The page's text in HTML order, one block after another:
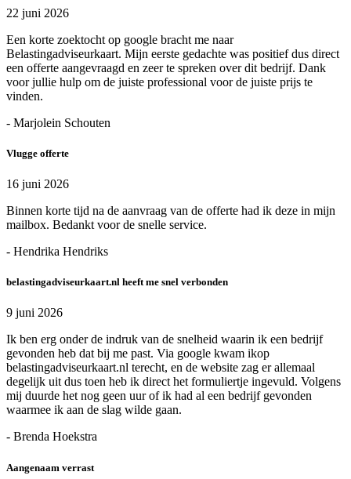
22 juni 2026
Een korte zoektocht op google bracht me naar
Belastingadviseurkaart. Mijn eerste gedachte was positief dus direct
een offerte aangevraagd en zeer te spreken over dit bedrijf. Dank
voor jullie hulp om de juiste professional voor de juiste prijs te
vinden.
- Marjolein Schouten
Vlugge offerte
16 juni 2026
Binnen korte tijd na de aanvraag van de offerte had ik deze in mijn
mailbox. Bedankt voor de snelle service.
- Hendrika Hendriks
belastingadviseurkaart.nl heeft me snel verbonden
9 juni 2026
Ik ben erg onder de indruk van de snelheid waarin ik een bedrijf
gevonden heb dat bij me past. Via google kwam ikop
belastingadviseurkaart.nl terecht, en de website zag er allemaal
degelijk uit dus toen heb ik direct het formuliertje ingevuld. Volgens
mij duurde het nog geen uur of ik had al een bedrijf gevonden
waarmee ik aan de slag wilde gaan.
- Brenda Hoekstra
Aangenaam verrast